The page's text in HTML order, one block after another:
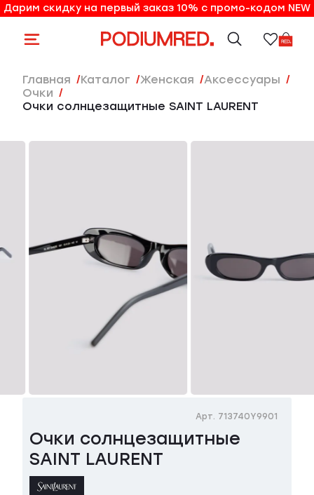
10% на первый заказ по промо-коду NEW
Дарим скидку на первый заказ 10% с промо-кодом NEW
Главная Каталог женская
Аксессуары
Очки
Очки солнцезащитные SAINT LAURENT
Очки солнцезащитные
SAINT LAURENT
Арт. 713740Y9901